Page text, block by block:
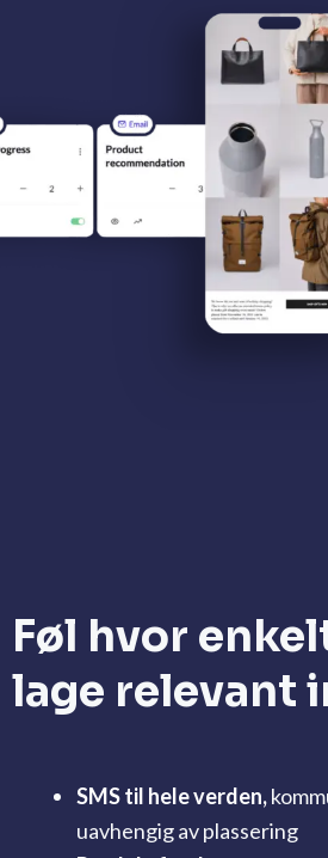
Føl hvor
lage relevant
SMS til hele verden,
uavhengig av plassering